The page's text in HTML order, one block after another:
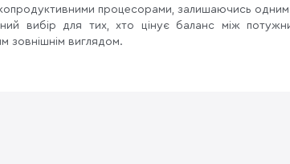
процесорами, залишаючись одним
вибір для тих, хто цінує баланс між
зовнішнім виглядом.